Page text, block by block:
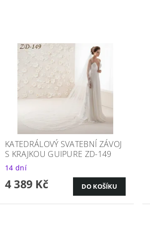
KATEDRÁLOVÝ SVATEBNÍ ZÁVOJ
S KRAJKOU GUIPURE ZD-149
14 dní
4 389 Kč